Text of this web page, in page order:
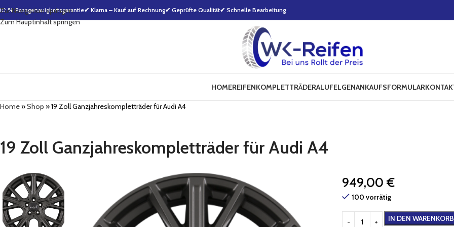
Zur Navigation springen
Zum Hauptinhalt springen
% Passgenauigkeitsgarantie✔ Klarna – Kauf auf Rechnung✔ Geprüfte Qualität✔ Schnelle Bearbeitung
HOMEREIFENKOMPLETTRÄDERALUFELGENANKAUFSFORMULAR
Home»Shop »19 Zoll Ganzjahreskompletträder für Audi A4
19 Zoll Ganzjahreskompletträder für Audi A4
949,00 €
100 vorrätig
IN DEN WARENKORB